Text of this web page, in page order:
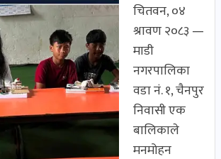
चितवन, ०४
श्रावण २०८३ —
माडी
नगरपालिका
वडा नं. १, चैनपुर
निवासी एक
बालिकाले
मनमोहन